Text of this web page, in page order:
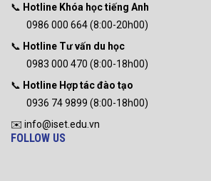
📞 Hotline Khóa học tiếng Anh
0986 000 664 (8:00-20h00)
📞 Hotline Tư vấn du học
0983 000 470 (8:00-18h00)
📞 Hotline Hợp tác đào tạo
0936 74 9899 (8:00-18h00)
✉️ info@iset.edu.vn
FOLLOW US